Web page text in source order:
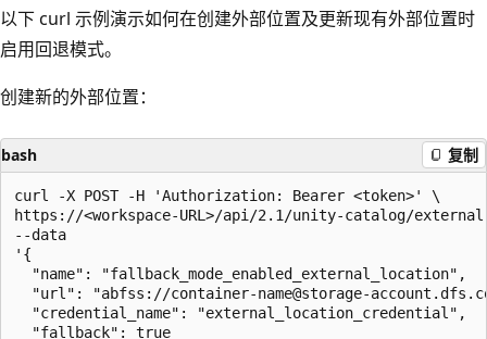
以下 curl 示例演示如何在创建外部位置及更新现有外部位置时
启用回退模式。
创建新的外部位置：
bash 复制
curl -X POST -H 'Authorization: Bearer <token>' \
https://<workspace-URL>/api/2.1/unity-catalog/
--data
'{
  "name": "fallback_mode_enabled_external_location",
"url": "abfss://container-name@storage-
  "credential_name": "external_location_credential",
  "fallback": true